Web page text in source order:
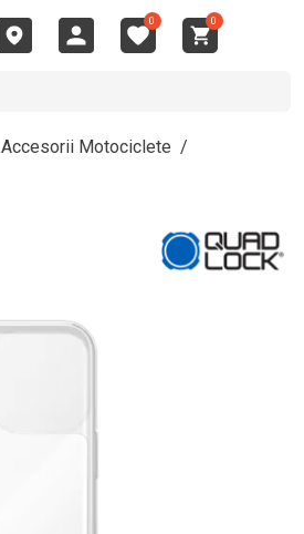
0 0
Accesorii Motociclete /